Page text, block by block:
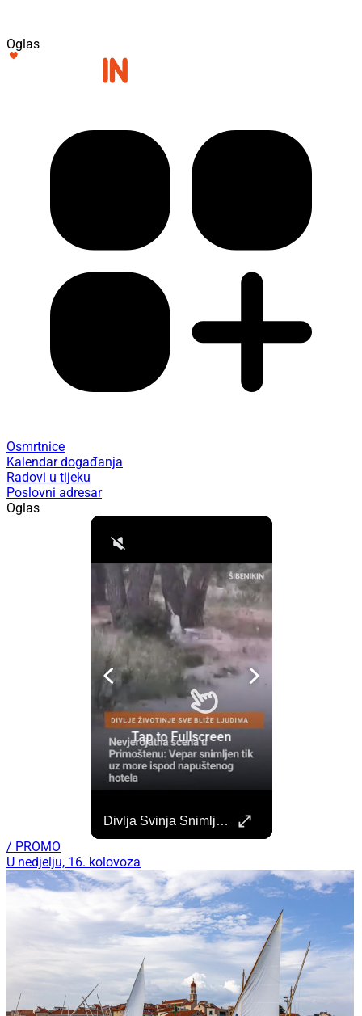
Oglas
Osmrtnice
Kalendar događanja
Radovi u tijeku
Poslovni adresar
Oglas
Divlja Svinja Snimljena Uz More U Primoštenu
/ PROMO
U nedjelju, 16. kolovoza